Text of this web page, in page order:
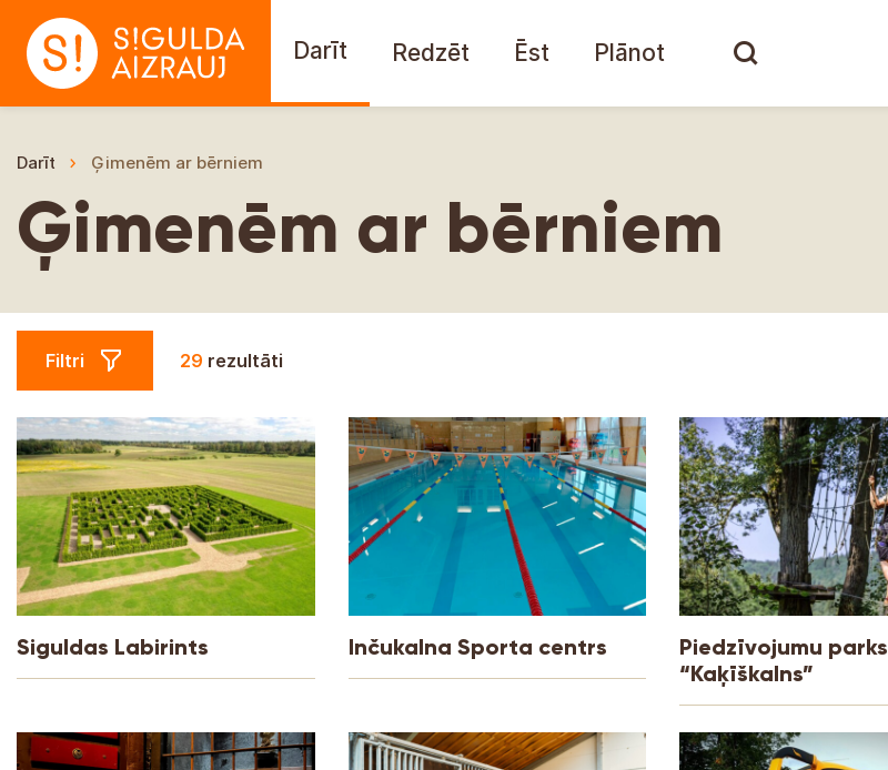
Darīt Redzēt Ēst Plānot
Darīt Ģimenēm ar bērniem
Ģimenēm ar bērniem
Filtri 29 rezultāti
Siguldas Labirints Inčukalna Sporta centrs
Piedzīvojumu parks
“Kaķīškalns”